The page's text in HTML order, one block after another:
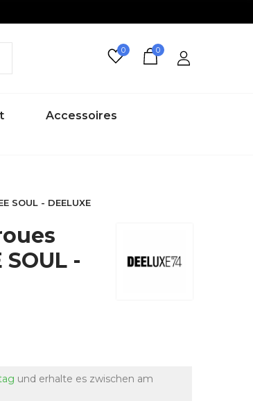
0 0
Accessoires
SOUL - DEELUXE
-
und erhalte es zwischen am